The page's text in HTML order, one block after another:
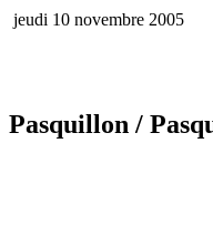
jeudi 10 novembre 2005
Pasquillon /